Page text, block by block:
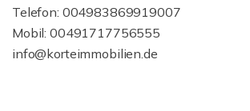
Telefon: 004983869919007
Mobil: 00491717756555
info@korteimmobilien.de